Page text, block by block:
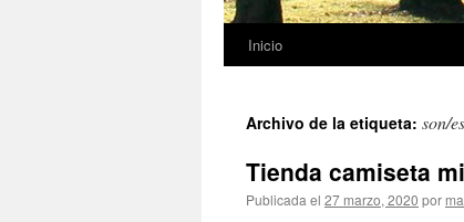
Saltar
contenido
Inicio
Archivo de la etiqueta: son/
Tienda camiseta
Publicada el 27 marzo, 2020 por